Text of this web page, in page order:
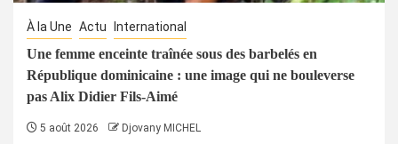
À la Une Actu International
Une femme enceinte traînée sous des barbelés en
République dominicaine : une image qui ne bouleverse
pas Alix Didier Fils-Aimé
5 août 2026 Djovany MICHEL